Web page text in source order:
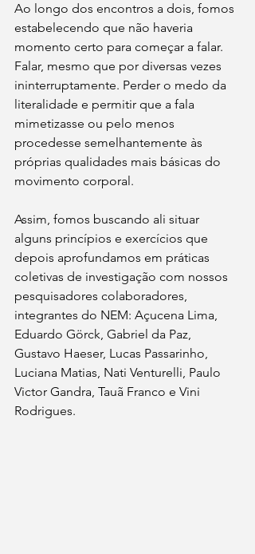
Ao longo dos encontros a dois, fomos
estabelecendo que não haveria
momento certo para começar a falar.
Falar, mesmo que por diversas vezes
ininterruptamente. Perder o medo da
literalidade e permitir que a fala
mimetizasse ou pelo menos
procedesse semelhantemente às
próprias qualidades mais básicas do
movimento corporal.
Assim, fomos buscando ali situar
alguns princípios e exercícios que
depois aprofundamos em práticas
coletivas de investigação com nossos
pesquisadores colaboradores,
integrantes do NEM: Açucena Lima,
Eduardo Görck, Gabriel da Paz,
Gustavo Haeser, Lucas Passarinho,
Luciana Matias, Nati Venturelli, Paulo
Victor Gandra, Tauã Franco e Vini
Rodrigues.